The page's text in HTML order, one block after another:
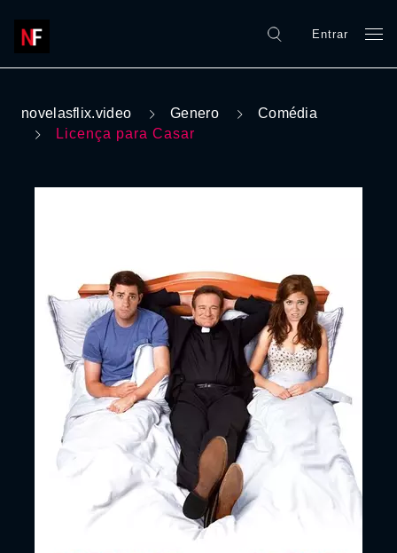
Entrar
novelasflix.video Genero
Comédia
Licença para Casar